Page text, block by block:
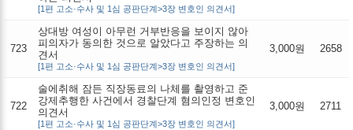
[1편 고소·수사 및 1심 공판단계>3장 변호인 의견서]
723
상대방 여성이 아무런 거부반응을 보이지 않아
피의자가 동의한 것으로 알았다고 주장하는 의
견서
[1편 고소·수사 및 1심 공판단계>3장 변호인 의견서]
3,000원 2658
722
술에취해 잠든 직장동료의 나체를 촬영하고 준
강제추행한 사건에서 경찰단계 혐의인정 변호인
의견서
[1편 고소·수사 및 1심 공판단계>3장 변호인 의견서]
3,000원 2711